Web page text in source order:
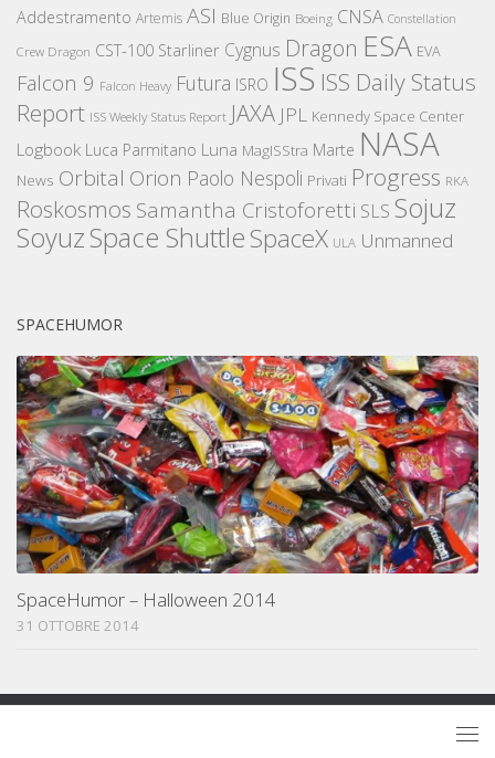
Addestramento Artemis ASI Blue Origin Boeing CNSA Constellation
Crew Dragon CST-100 Starliner Cygnus Dragon ESA EVA
Falcon 9 Falcon Heavy Futura ISRO ISS ISS Daily Status
Report ISS Weekly Status Report JAXA JPL Kennedy Space Center
Logbook Luca Parmitano Luna MagISStra Marte NASA
News Orbital Orion Paolo Nespoli Privati Progress RKA
Roskosmos Samantha Cristoforetti SLS Sojuz
SoyuzSpace ShuttleSpaceX ULA Unmanned
SPACEHUMOR
SpaceHumor – Halloween 2014
31 OTTOBRE 2014